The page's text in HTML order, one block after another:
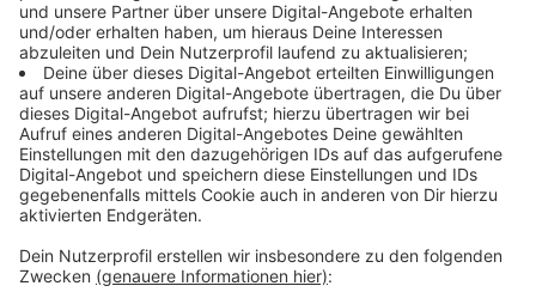
das Erstatten von Anzeige. Derzeit würden vor allem
Mehrfachtäter und schwere Einzelfälle von Betrug
oder Täuschung zur Anzeige gebracht. Damit habe
man gute Erfahrungen gemacht. Einen Kurswechsel
soll es nicht geben. Der Straftatbestand
Leistungserschleichung ist seit Jahren umstritten, weil
sogar Gefängnisstrafen drohen, wenn man eine
Geldstrafe nicht bezahlen kann.
Anzeige